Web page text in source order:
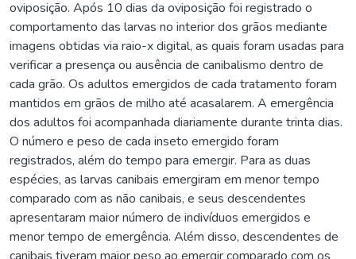
oviposição. Após 10 dias da oviposição foi registrado o
comportamento das larvas no interior dos grãos mediante
imagens obtidas via raio-x digital, as quais foram usadas para
verificar a presença ou ausência de canibalismo dentro de
cada grão. Os adultos emergidos de cada tratamento foram
mantidos em grãos de milho até acasalarem. A emergência
dos adultos foi acompanhada diariamente durante trinta dias.
O número e peso de cada inseto emergido foram
registrados, além do tempo para emergir. Para as duas
espécies, as larvas canibais emergiram em menor tempo
comparado com as não canibais, e seus descendentes
apresentaram maior número de indivíduos emergidos e
menor tempo de emergência. Além disso, descendentes de